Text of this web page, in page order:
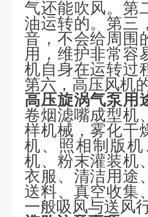
气还能吹风。第
油运转的。第三
音，不会给周围
用，维护非常容
机自身在运转过
第六，高压风机
高压旋涡气泵用
卷烟滤嘴成型机
样机械，雾化干
机、照相制版
机、粉末灌装机
衣服、清洁用途
送料、真空收集
一般吸风与送风